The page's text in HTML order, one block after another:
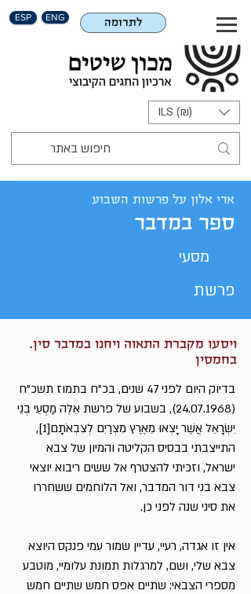
ESP ENG לתרומה
ILS (₪)
ארי אלון על פרשות השבוע
ספר במדבר
מסעי
פרשת
​ויסעו מקברת התאוה ויחנו במדבר סין.
בחמסין
בדיוק היום לפני 47 שנים, בכ"ח בתמוז תשכ"ח
(24.07.1968)
, בשבוע של פרשת אֵלֶּה מַסְעֵי בְנֵי
יִשְׂרָאֵל אֲשֶׁר יָצְאוּ מֵאֶרֶץ מִצְרַיִם לְצִבְאֹתָם[1]
,
התייצבתי בבסיס הקליטה והמיון של צבא
ישראל, וזכיתי להצטרף אל ששים ריבוא יוצאי
צבא בני דור המדבר, ואל הלוחמים ששחררו
את סיני שנה לפני כן.
אין זו אגדה, רעיי, עדיין שמור עִמי פנקס היוצא
צבא שלי, ושם, למרגלות תמונת עלומיי, מוטבע
מספרי הצבאי: שתיים אפס חמש שתיים חמש